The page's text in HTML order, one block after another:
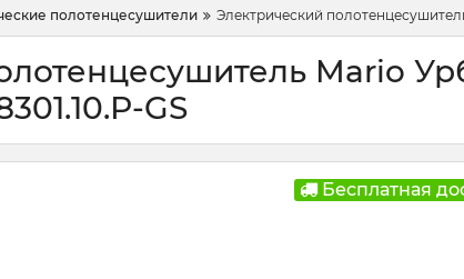
полотенцесушители Электрический
Mario
GS
Бесплатная